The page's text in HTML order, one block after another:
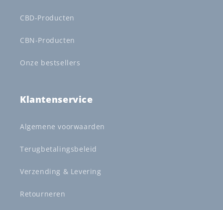
CBD-Producten
CBN-Producten
Onze bestsellers
Klantenservice
Algemene voorwaarden
Terugbetalingsbeleid
Verzending & Levering
Retourneren